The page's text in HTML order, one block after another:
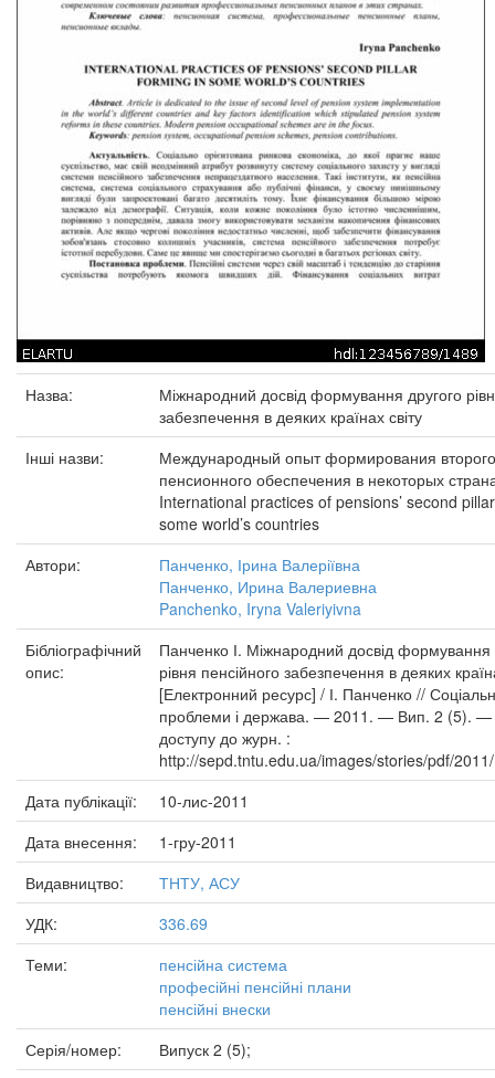
Назва:
Міжнародний досвід формування другого
забезпечення в деяких країнах світу
Інші назви:
Международный опыт формирования
пенсионного обеспечения в некоторых
International practices of pensions’ second
some world’s countries
Автори:
Панченко, Ірина Валеріївна
Панченко, Ирина Валериевна
Panchenko, Iryna Valeriyivna
Бібліографічний
опис:
Панченко І. Міжнародний досвід формування
рівня пенсійного забезпечення в деяких
[Електронний ресурс] / І. Панченко //
проблеми і держава. — 2011. — Вип. 2 (5).
доступу до журн. :
http://sepd.tntu.edu.ua/images/stories/pdf/
Дата публікації:
10-лис-2011
Дата внесення:
1-гру-2011
Видавництво:
ТНТУ, АСУ
УДК:
336.69
Теми:
пенсійна система
професійні пенсійні плани
пенсійні внески
Серія/номер:
Випуск 2 (5);